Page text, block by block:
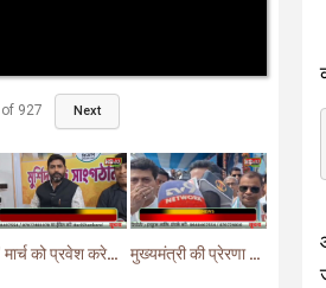
of 927 Next
7 मार्च को प्रवेश करेगा मुर्शिदाबाद में बीजेपी का परिवर्तन यात्रा रथ मुख्यमंत्री की प्रेरणा से दो महत्वपूर्ण योजनाओं का हुआ शिलान्यास